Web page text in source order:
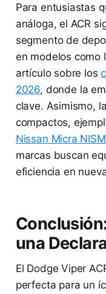
Para entusiastas
análoga, el ACR
segmento de
en modelos como
artículo sobre los
2026, donde la
clave. Asimismo,
compactos,
Nissan Micra
marcas buscan
eficiencia en
una
El Dodge Viper
perfecta para un